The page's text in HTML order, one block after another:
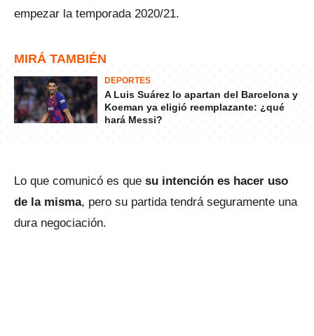
empezar la temporada 2020/21.
MIRÁ TAMBIÉN
DEPORTES
A Luis Suárez lo apartan del Barcelona y
Koeman ya eligió reemplazante: ¿qué
hará Messi?
Lo que comunicó es que su intención es hacer uso
de la misma, pero su partida tendrá seguramente una
dura negociación.